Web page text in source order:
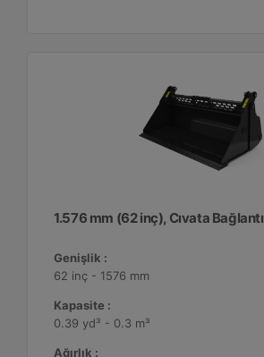
1.576 mm (62 inç), Cıvata
Genişlik :
62 inç - 1576 mm
Kapasite :
0.39 yd³ - 0.3 m³
Ağırlık :